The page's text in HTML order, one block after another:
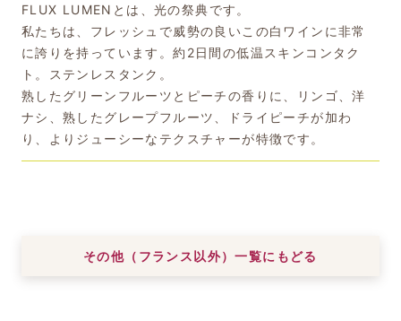
FLUX LUMENとは、光の祭典です。
私たちは、フレッシュで威勢の良いこの白ワインに非常
に誇りを持っています。約2日間の低温スキンコンタク
ト。ステンレスタンク。
熟したグリーンフルーツとピーチの香りに、リンゴ、洋
ナシ、熟したグレープフルーツ、ドライピーチが加わ
り、よりジューシーなテクスチャーが特徴です。
その他（フランス以外）一覧にもどる